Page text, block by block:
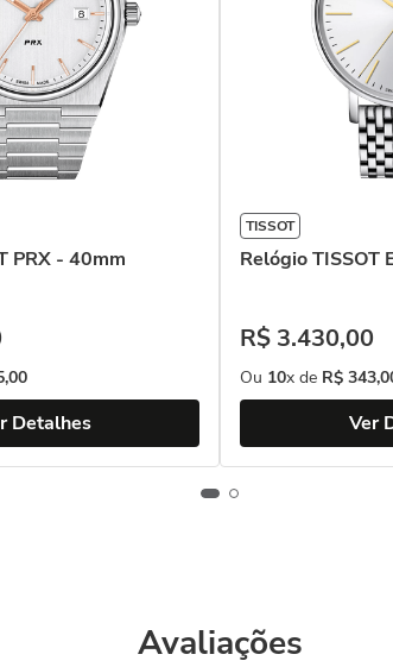
PRX - 40mm
,00
Detalhes
TISSOT
Relógio TISSOT
R$ 3.430,00
Ou 10x de R$ 343,
Ver
Avaliações